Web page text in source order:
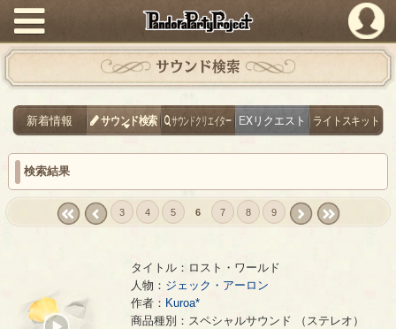
PandoraPartyProject
サウンド検索
新着情報 サウンド検索 サウンドクリエイター EXリクエスト ライトスキット
検索結果
3 4 5 6 7 8 9
ロスト・ワールド - Kuroa*
タイトル：ロスト・ワールド
人物： ジェック・アーロン
作者： Kuroa*
商品種別：スペシャルサウンド （ステレオ）